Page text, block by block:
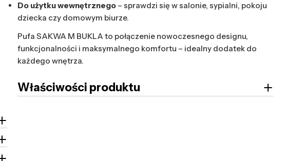
Do użytku wewnętrznego – sprawdzi się w salonie, sypialni, pokoju
dziecka czy domowym biurze.
Pufa SAKWA M BUKLA to połączenie nowoczesnego designu,
funkcjonalności i maksymalnego komfortu – idealny dodatek do
każdego wnętrza.
Właściwości produktu